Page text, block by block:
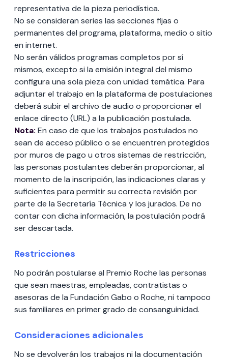
representativa de la pieza periodística.
No se consideran series las secciones fijas o
permanentes del programa, plataforma, medio o sitio
en internet.
No serán válidos programas completos por sí
mismos, excepto si la emisión integral del mismo
configura una sola pieza con unidad temática. Para
adjuntar el trabajo en la plataforma de postulaciones
deberá subir el archivo de audio o proporcionar el
enlace directo (URL) a la publicación postulada.
Nota: En caso de que los trabajos postulados no
sean de acceso público o se encuentren protegidos
por muros de pago u otros sistemas de restricción,
las personas postulantes deberán proporcionar, al
momento de la inscripción, las indicaciones claras y
suficientes para permitir su correcta revisión por
parte de la Secretaría Técnica y los jurados. De no
contar con dicha información, la postulación podrá
ser descartada.
Restricciones
No podrán postularse al Premio Roche las personas
que sean maestras, empleadas, contratistas o
asesoras de la Fundación Gabo o Roche, ni tampoco
sus familiares en primer grado de consanguinidad.
Consideraciones adicionales
No se devolverán los trabajos ni la documentación